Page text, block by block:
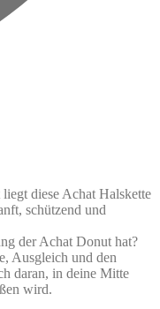
diese Achat Halskette
schützend und
der Achat Donut hat?
Ausgleich und den
daran, in deine Mitte
wird.